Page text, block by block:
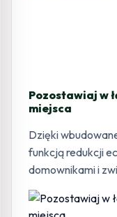
Pozostawiaj w
miejsca
Dzięki
funkcją redukcji
domownikami i